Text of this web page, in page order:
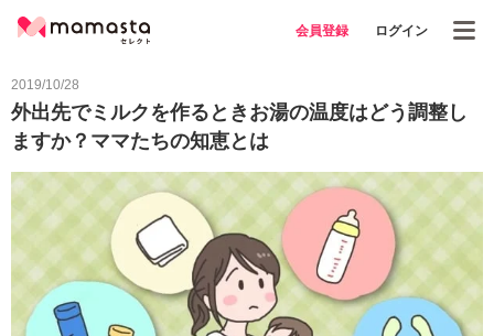
会員登録 ログイン
2019/10/28
外出先でミルクを作るときお湯の温度はどう調整し
ますか？ママたちの知恵とは